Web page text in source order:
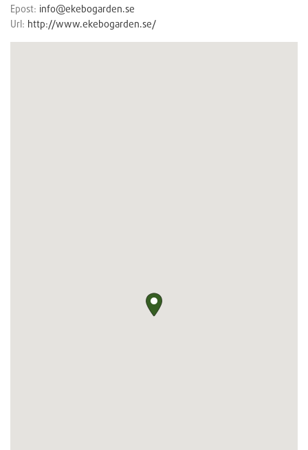
Epost: info@ekebogarden.se
Url: http://www.ekebogarden.se/